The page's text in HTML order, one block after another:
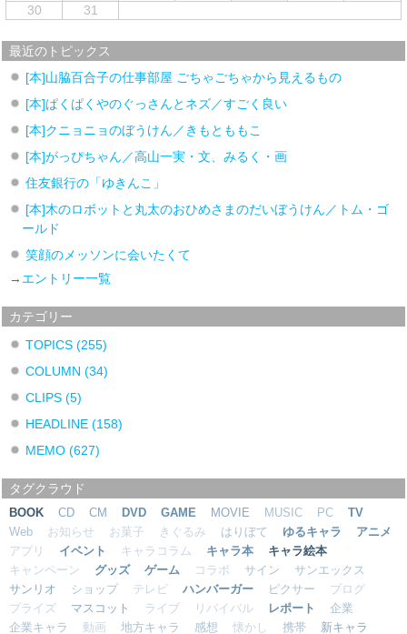
30
31
最近のトピックス
[本]山脇百合子の仕事部屋 ごちゃごちゃから見えるもの
[本]ぱくぱくやのぐっさんとネズ／すごく良い
[本]クニョニョのぼうけん／きもとももこ
[本]がっぴちゃん／高山一実・文、みるく・画
住友銀行の「ゆきんこ」
[本]木のロボットと丸太のおひめさまのだいぼうけん／トム・ゴ
ールド
笑顔のメッソンに会いたくて
→ エントリー一覧
カテゴリー
TOPICS(255)
COLUMN(34)
CLIPS(5)
HEADLINE(158)
MEMO(627)
タグクラウド
BOOK CD CM DVD GAME MOVIE MUSIC PC
TV
Web
お知らせ お菓子 きぐるみ はりぼて ゆるキャラ
アニメ
アプリ
イベント キャラコラム キャラ本
キャラ絵本
キャンペーン
グッズ ゲーム コラボ サイン
サンエックス
サンリオ
ショップ テレビ ハンバーガー ピクサー
ブログ
プライズ
マスコット ライブ リバイバル レポート
企業
企業キャラ
動画 地方キャラ 感想 懐かし 携帯
新キャラ